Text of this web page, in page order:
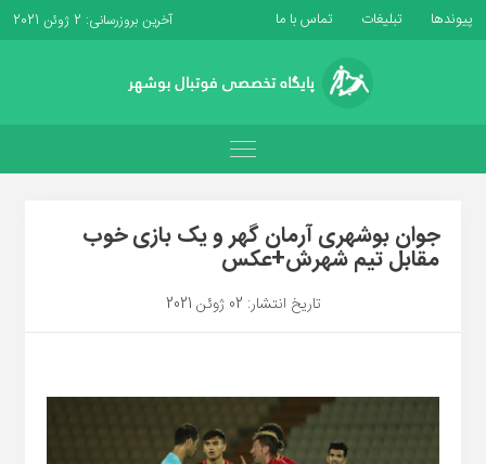
پیوندها تبلیغات تماس با ما آخرین بروزرسانی: 2 ژوئن 2021
جوان بوشهری آرمان گهر و یک بازی خوب
مقابل تیم شهرش+عکس
تاریخ انتشار: 02 ژوئن 2021